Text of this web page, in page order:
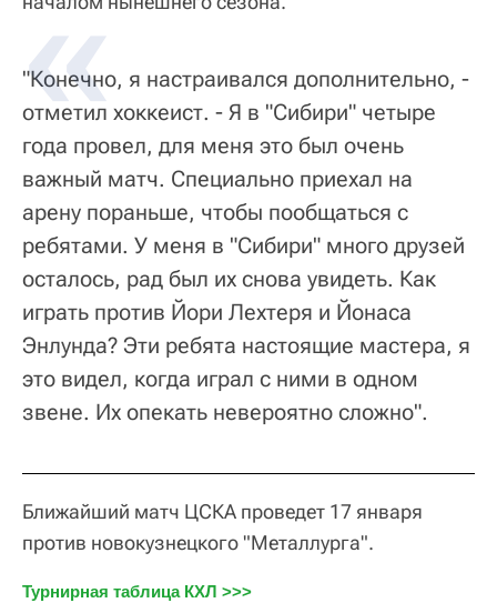
"Конечно, я настраивался дополнительно, -
отметил хоккеист. - Я в "Сибири" четыре
года провел, для меня это был очень
важный матч. Специально приехал на
арену пораньше, чтобы пообщаться с
ребятами. У меня в "Сибири" много друзей
осталось, рад был их снова увидеть. Как
играть против Йори Лехтеря и Йонаса
Энлунда? Эти ребята настоящие мастера, я
это видел, когда играл с ними в одном
звене. Их опекать невероятно сложно".
Ближайший матч ЦСКА проведет 17 января
против новокузнецкого "Металлурга".
Турнирная таблица КХЛ >>>